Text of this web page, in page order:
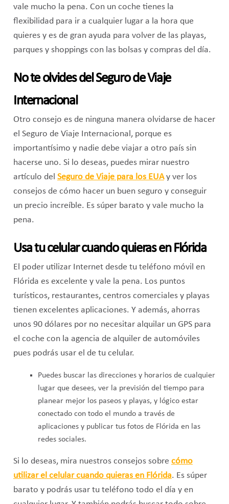
vale mucho la pena. Con un coche tienes la
flexibilidad para ir a cualquier lugar a la hora que
quieres y es de gran ayuda para volver de las playas,
parques y shoppings con las bolsas y compras del día.
No te olvides del Seguro de Viaje
Internacional
Otro consejo es de ninguna manera olvidarse de hacer
el Seguro de Viaje Internacional, porque es
importantísimo y nadie debe viajar a otro país sin
hacerse uno. Si lo deseas, puedes mirar nuestro
artículo del Seguro de Viaje para los EUAy ver los
consejos de cómo hacer un buen seguro y conseguir
un precio increíble. Es súper barato y vale mucho la
pena.
Usa tu celular cuando quieras en Flórida
El poder utilizar Internet desde tu teléfono móvil en
Flórida es excelente y vale la pena. Los puntos
turísticos, restaurantes, centros comerciales y playas
tienen excelentes aplicaciones. Y además, ahorras
unos 90 dólares por no necesitar alquilar un GPS para
el coche con la agencia de alquiler de automóviles
pues podrás usar el de tu celular.
Puedes buscar las direcciones y horarios de cualquier
lugar que desees, ver la previsión del tiempo para
planear mejor los paseos y playas, y lógico estar
conectado con todo el mundo a través de
aplicaciones y publicar tus fotos de Flórida en las
redes sociales.
Si lo deseas, mira nuestros consejos sobre cómo
utilizar el celular cuando quieras en Flórida. Es súper
barato y podrás usar tu teléfono todo el día y en